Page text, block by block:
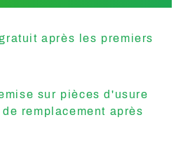
après les premiers
sur pièces d'usure
remplacement après